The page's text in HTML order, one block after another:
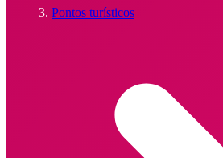
Pontos turísticos